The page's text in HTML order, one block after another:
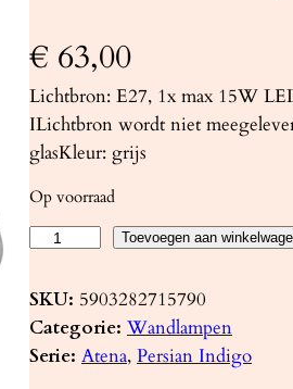
€ 63,00
Lichtbron: E27, 1x max 15W
ILichtbron wordt niet
glasKleur: grijs
Op voorraad
n
d
l
Toevoegen aan
SKU: 5903282715790
Categorie: Wandlampen
Serie: Atena, Persian Indigo